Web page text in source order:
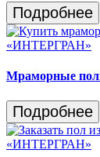
Подробнее
Мраморные
Подробнее